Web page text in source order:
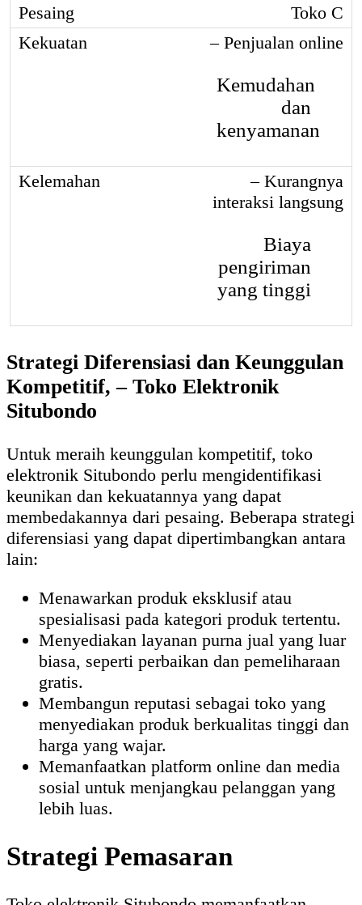
Toko C
– Penjualan online
Kemudahan
dan
kenyamanan
– Kurangnya
interaksi langsung
Biaya
pengiriman
yang tinggi
Strategi Diferensiasi dan Keunggulan
Kompetitif, – Toko Elektronik
Situbondo
Untuk meraih keunggulan kompetitif, toko
elektronik Situbondo perlu mengidentifikasi
keunikan dan kekuatannya yang dapat
membedakannya dari pesaing. Beberapa strategi
diferensiasi yang dapat dipertimbangkan antara
lain:
Menawarkan produk eksklusif atau
spesialisasi pada kategori produk tertentu.
Menyediakan layanan purna jual yang luar
biasa, seperti perbaikan dan pemeliharaan
gratis.
Membangun reputasi sebagai toko yang
menyediakan produk berkualitas tinggi dan
harga yang wajar.
Memanfaatkan platform online dan media
sosial untuk menjangkau pelanggan yang
lebih luas.
Strategi Pemasaran